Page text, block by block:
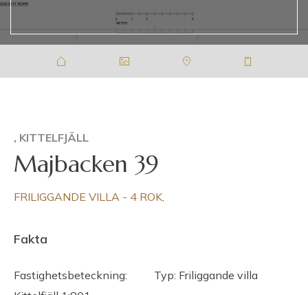
, KITTELFJÄLL
Majbacken 39
FRILIGGANDE VILLA - 4 ROK,
Fakta
Fastighetsbeteckning:
Typ: Friliggande villa